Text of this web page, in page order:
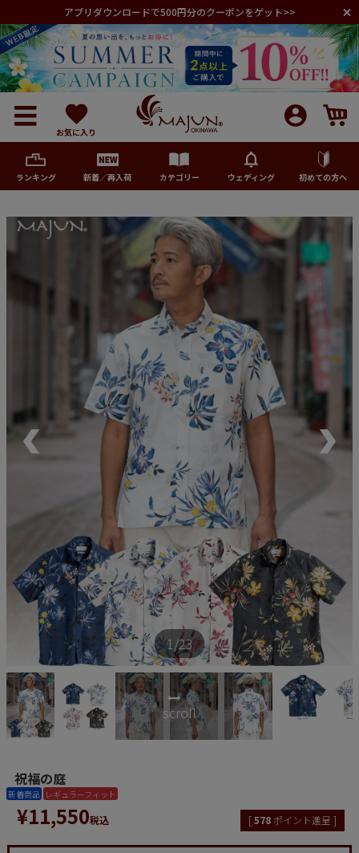
アプリダウンロードで500円分のクーポンをゲット>>
お気に入り
ランキング 新着／再入荷 カテゴリー ウェディング 初めての方へ
メンズ
キッズ
ランキング
再入荷商品
アウトレット
サイズから探す
レーベルから探す
1/23
scroll
祝福の庭
新着商品 レギュラーフィット
¥11,550税込 [578 ポイント進呈 ]